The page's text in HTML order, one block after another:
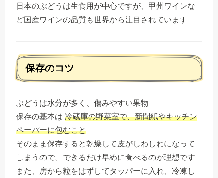
日本のぶどうは生食用が中心ですが、甲州ワインな
ど国産ワインの品質も世界から注目されています
保存のコツ
ぶどうは水分が多く、傷みやすい果物
保存の基本は 冷蔵庫の野菜室で、新聞紙やキッチン
ペーパーに包むこと
そのまま保存すると乾燥して皮がしわしわになって
しまうので、できるだけ早めに食べるのが理想です
また、房から粒をはずしてタッパーに入れ、冷凍し